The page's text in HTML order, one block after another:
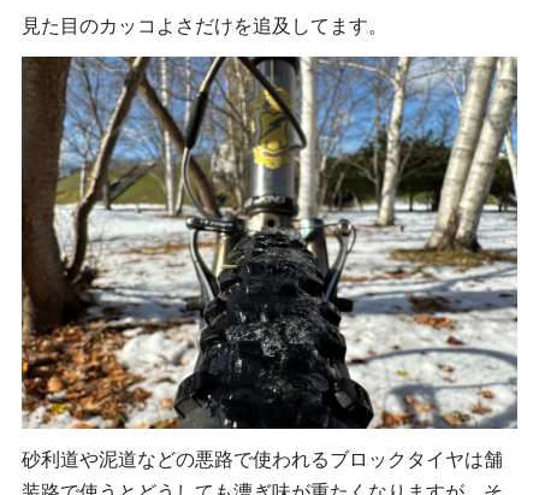
見た目のカッコよさだけを追及してます。
砂利道や泥道などの悪路で使われるブロックタイヤは舗